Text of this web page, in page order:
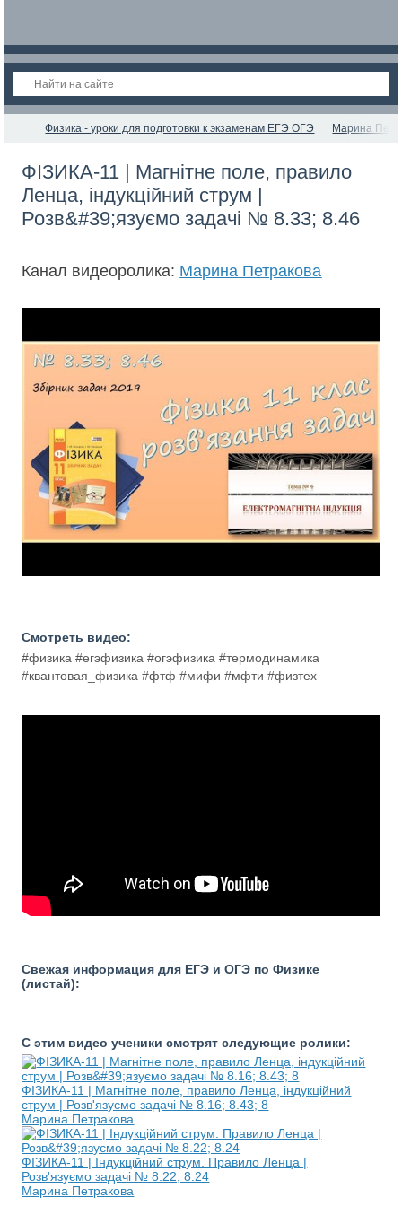
Физика - уроки для подготовки к экзаменам ЕГЭ ОГЭ Марина
ФІЗИКА-11 | Магнітне поле, правило
Ленца, індукційний струм |
Розв&#39;язуємо задачі № 8.33; 8.46
Канал видеоролика: Марина Петракова
Смотреть видео:
#физика #егэфизика #огэфизика #термодинамика
#квантовая_физика #фтф #мифи #мфти #физтех
Свежая информация для ЕГЭ и ОГЭ по Физике
(листай):
С этим видео ученики смотрят следующие ролики:
ФІЗИКА-11 | Магнітне поле, правило Ленца, індукційний
струм | Розв'язуємо задачі № 8.16; 8.43; 8
Марина Петракова
ФІЗИКА-11 | Індукційний струм. Правило Ленца |
Розв'язуємо задачі № 8.22; 8.24
Марина Петракова